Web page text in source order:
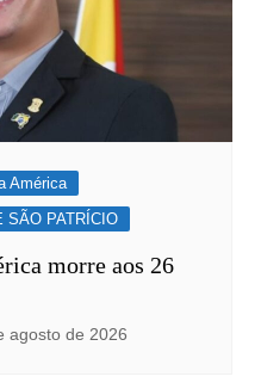
América
SÃO PATRÍCIO
morre aos 26
agosto de 2026